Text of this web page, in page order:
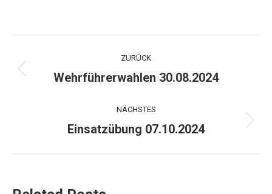
Kommentarnavigation
ZURÜCK
Vorheriger
Wehrführerwahlen 30.08.2024
NÄCHSTES
Nächster
Einsatzübung 07.10.2024